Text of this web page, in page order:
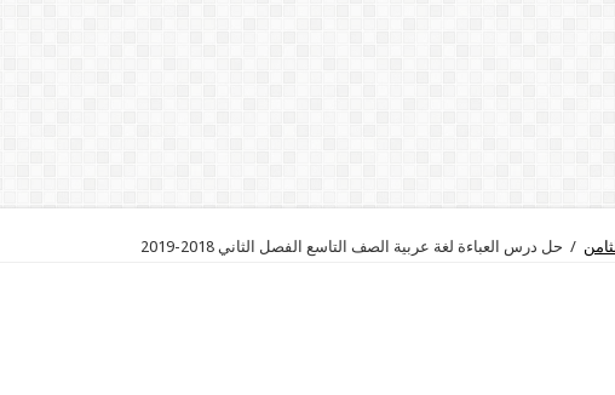
/ حل درس العباءة لغة عربية الصف التاسع الفصل الثاني 2018-2019